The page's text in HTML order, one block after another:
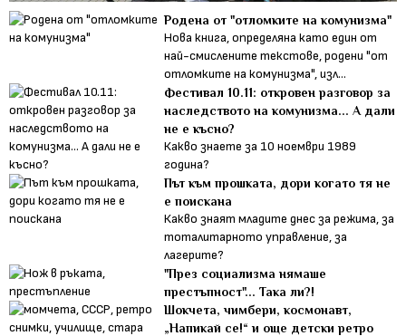
Родена от "отломките на комунизма"
Нова книга, определяна като един от
най-смислените текстове, родени "от
отломките на комунизма", изл...
Фестивал 10.11: откровен разговор за
наследството на комунизма... А дали
не е късно?
Какво знаете за 10 ноември 1989
година?
Път към прошката, дори когато тя не
е поискана
Какво знаят младите днес за режима, за
тоталитарното управление, за
лагерите?
"През социализма нямаше
престъпност"... Така ли?!
Шокчета, чимбери, космонавт,
„Напикай се!“ и още детски ретро